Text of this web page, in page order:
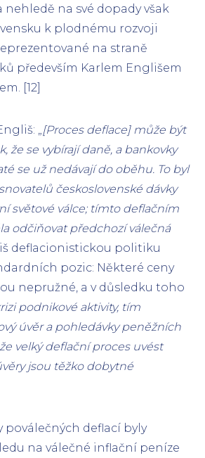
na své dopady však
k plodnému rozvoji
na straně
především Karlem Englišem
[12]
„[Proces deflace] může být
že se vybírají daně, a bankovky
se už nedávají do oběhu. To byl
československé dávky
světové válce; tímto deflačním
odčiňovat předchozí válečná
deflacionistickou politiku
pozic: Některé ceny
nepružné, a v důsledku toho
podnikové aktivity, tím
úvěr a pohledávky peněžních
velký deflační proces uvést
jsou těžko dobytné
poválečných deflací byly
na válečné inflační peníze